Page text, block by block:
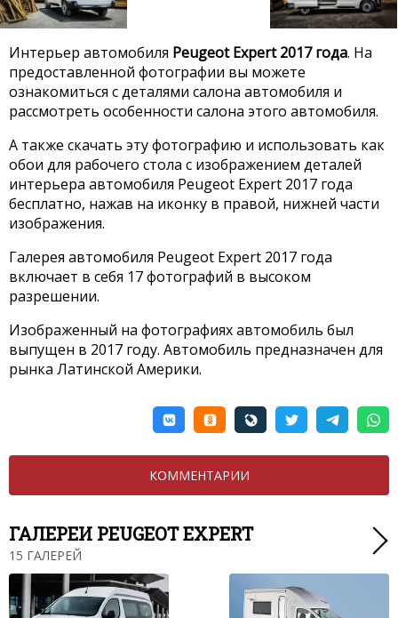
Интерьер автомобиля Peugeot Expert 2017 года. На
предоставленной фотографии вы можете
ознакомиться с деталями салона автомобиля и
рассмотреть особенности салона этого автомобиля.
А также скачать эту фотографию и использовать как
обои для рабочего стола с изображением деталей
интерьера автомобиля Peugeot Expert 2017 года
бесплатно, нажав на иконку в правой, нижней части
изображения.
Галерея автомобиля Peugeot Expert 2017 года
включает в себя 17 фотографий в высоком
разрешении.
Изображенный на фотографиях автомобиль был
выпущен в 2017 году. Автомобиль предназначен для
рынка Латинской Америки.
КОММЕНТАРИИ
ГАЛЕРЕИ PEUGEOT EXPERT
15 ГАЛЕРЕЙ